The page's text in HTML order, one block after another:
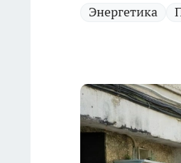
Энергетика